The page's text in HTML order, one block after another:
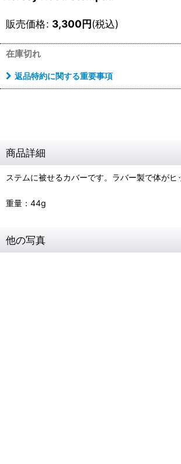
販売価格: 3,300円(税込)
在庫切れ
返品特約に関する重要事項
商品詳細
ステムに被せるカバーです。ラバー製で体がヒ
重量：44g
他の写真